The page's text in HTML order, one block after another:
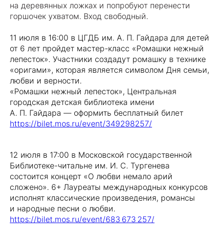
на деревянных ложках и попробуют перенести
горшочек ухватом. Вход свободный.
11 июля в 16:00 в ЦГДБ им. А. П. Гайдара для детей
от 6 лет пройдет мастер-класс «Ромашки нежный
лепесток». Участники создадут ромашку в технике
«оригами», которая является символом Дня семьи,
любви и верности.
«Ромашки нежный лепесток», Центральная
городская детская библиотека имени
А. П. Гайдара — оформить бесплатный билет
https://bilet.mos.ru/event/349298257/
12 июля в 17:00 в Московской государственной
Библиотеке-читальне им. И. С. Тургенева
состоится концерт «О любви немало арий
сложено». 6+ Лауреаты международных конкурсов
исполнят классические произведения, романсы
и народные песни о любви.
https://bilet.mos.ru/event/683 673 257/